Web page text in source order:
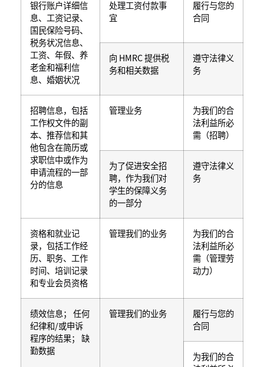
银行账户详细信
息、工资记录、
国民保险号码、
税务状况信息、
工资、年假、养
老金和福利信
息、婚姻状况
处理工资付款事
宜
履行与您的
合同
向 HMRC 提供税
务和相关数据
遵守法律义
务
招聘信息，包括
工作权文件的副
本、推荐信和其
他包含在简历或
求职信中或作为
申请流程的一部
分的信息
管理业务
为我们的合
法利益所必
需（招聘）
为了促进安全招
聘，作为我们对
学生的保障义务
的一部分
遵守法律义
务
资格和就业记
录，包括工作经
历、职务、工作
时间、培训记录
和专业会员资格
管理我们的业务
为我们的合
法利益所必
需（管理劳
动力）
绩效信息； 任何
纪律和/或申诉
程序的结果； 缺
勤数据
管理我们的业务
履行与您的
合同
为我们的合